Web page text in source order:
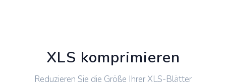
XLS komprimieren
Reduzieren Sie die Größe Ihrer XLS-Blätter